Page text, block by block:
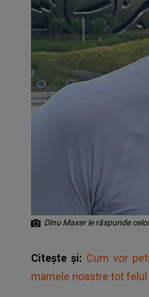
Dinu Maxer le răspunde
Citește și: Cum vor
mamele noastre tot felul